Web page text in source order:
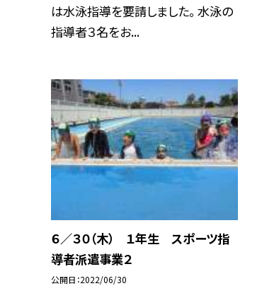
は水泳指導を要請しました。 水泳の
指導者３名をお...
６／３０（木） １年生 スポーツ指
導者派遣事業２
公開日 2022/06/30